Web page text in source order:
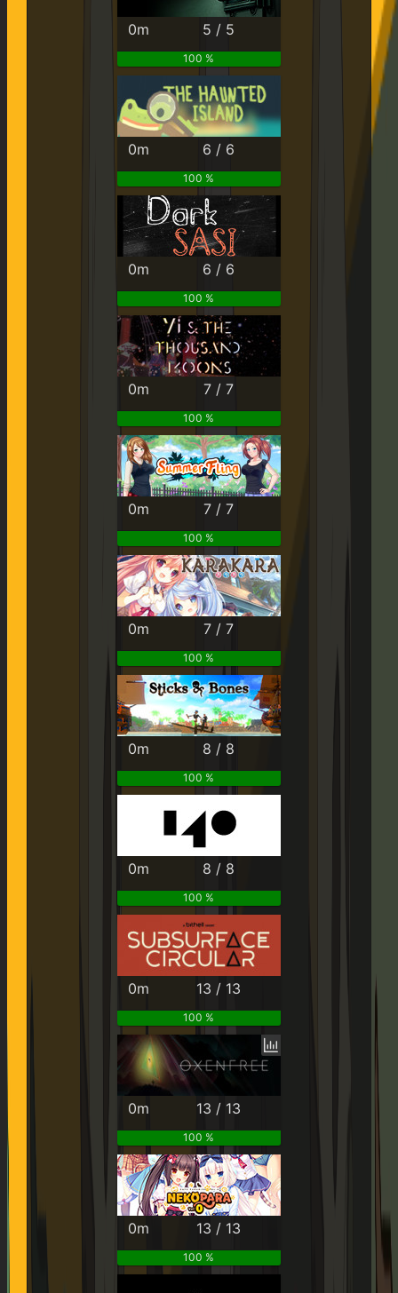
0m 5 / 5
100 %
0m 6 / 6
100 %
0m 6 / 6
100 %
0m 7 / 7
100 %
0m 7 / 7
100 %
0m 7 / 7
100 %
0m 8 / 8
100 %
0m 8 / 8
100 %
0m 13 / 13
100 %
0m 13 / 13
100 %
0m 13 / 13
100 %